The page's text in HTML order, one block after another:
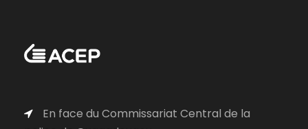
En face du Commissariat Central de la